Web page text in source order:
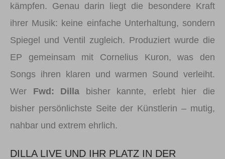
kämpfen. Genau darin liegt die besondere Kraft
ihrer Musik: keine einfache Unterhaltung, sondern
Spiegel und Ventil zugleich. Produziert wurde die
EP gemeinsam mit Cornelius Kuron, was den
Songs ihren klaren und warmen Sound verleiht.
Wer Fwd: Dilla bisher kannte, erlebt hier die
bisher persönlichste Seite der Künstlerin – mutig,
nahbar und extrem ehrlich.
DILLA LIVE UND IHR PLATZ IN DER